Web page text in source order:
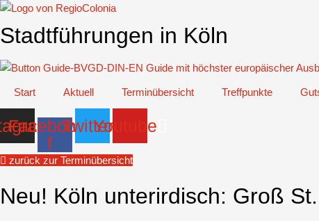
Zum
springen
Stadtführungen in Köln
Start Aktuell Terminübersicht Treffpunkte
Facebook-
f
TwitterYoutube
zurück zur Terminübersicht
Neu! Köln unterirdisch: Groß